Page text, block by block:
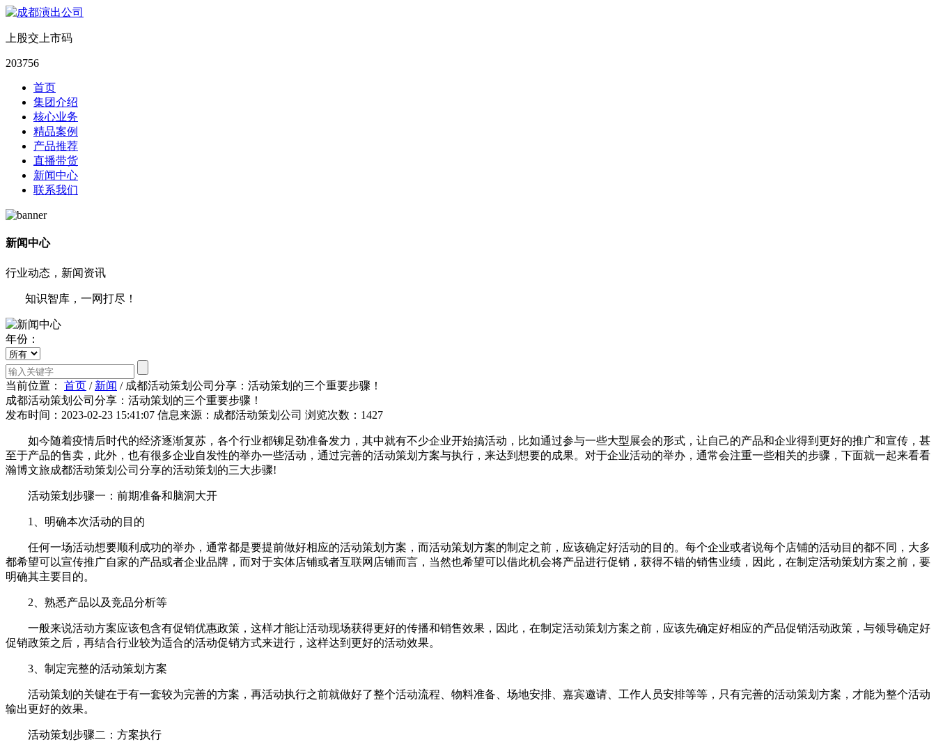
上股交上市码
203756
首页
集团介绍
核心业务
精品案例
产品推荐
直播带货
新闻中心
联系我们
新闻中心
行业动态，新闻资讯
知识智库，一网打尽！
年份：
当前位置： 首页 / 新闻 / 成都活动策划公司分享：活动策划的三个重要步骤！
成都活动策划公司分享：活动策划的三个重要步骤！
发布时间：2023-02-23 15:41:07 信息来源：成都活动策划公司 浏览次数：1427
如今随着疫情后时代的经济逐渐复苏，各个行业都铆足劲准备发力，其中就有不少企业开始搞活动，比如通过参与一些大型展会的形式，让自己的产品和企业得到更好的推广和宣传，甚
至于产品的售卖，此外，也有很多企业自发性的举办一些活动，通过完善的活动策划方案与执行，来达到想要的成果。对于企业活动的举办，通常会注重一些相关的步骤，下面就一起来看看
瀚博文旅成都活动策划公司分享的活动策划的三大步骤!
活动策划步骤一：前期准备和脑洞大开
1、明确本次活动的目的
任何一场活动想要顺利成功的举办，通常都是要提前做好相应的活动策划方案，而活动策划方案的制定之前，应该确定好活动的目的。每个企业或者说每个店铺的活动目的都不同，大多
都希望可以宣传推广自家的产品或者企业品牌，而对于实体店铺或者互联网店铺而言，当然也希望可以借此机会将产品进行促销，获得不错的销售业绩，因此，在制定活动策划方案之前，要
明确其主要目的。
2、熟悉产品以及竞品分析等
一般来说活动方案应该包含有促销优惠政策，这样才能让活动现场获得更好的传播和销售效果，因此，在制定活动策划方案之前，应该先确定好相应的产品促销活动政策，与领导确定好
促销政策之后，再结合行业较为适合的活动促销方式来进行，这样达到更好的活动效果。
3、制定完整的活动策划方案
活动策划的关键在于有一套较为完善的方案，再活动执行之前就做好了整个活动流程、物料准备、场地安排、嘉宾邀请、工作人员安排等等，只有完善的活动策划方案，才能为整个活动
输出更好的效果。
活动策划步骤二：方案执行